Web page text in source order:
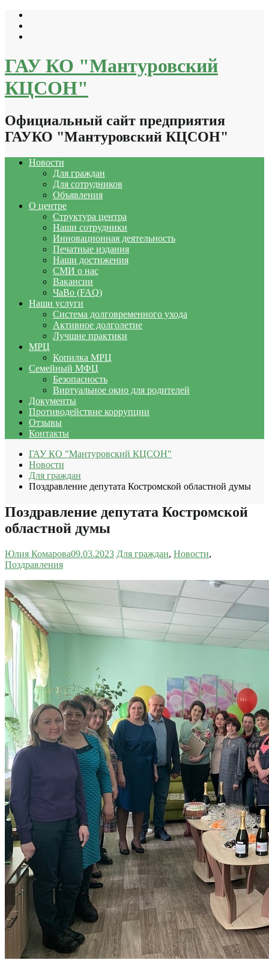
Перейти
содержимому
ГАУ КО "Мантуровский
КЦСОН"
Официальный сайт предприятия
ГАУКО "Мантуровский КЦСОН"
Новости
Для граждан
Для сотрудников
Объявления
О центре
Структура центра
Наши сотрудники
Инновационная деятельность
Печатные издания
Наши достижения
СМИ о нас
Вакансии
ЧаВо (FAQ)
Наши услуги
Система долговременного ухода
Активное долголетие
Лучшие практики
МРЦ
Копилка МРЦ
Семейный МФЦ
Безопасность
Виртуальное окно для родителей
Документы
Противодействие коррупции
Отзывы
Контакты
ГАУ КО "Мантуровский КЦСОН"
Новости
Для граждан
Поздравление депутата Костромской областной думы
Поздравление депутата Костромской
областной думы
Юлия Комарова09.03.2023 Для граждан, Новости,
Поздравления